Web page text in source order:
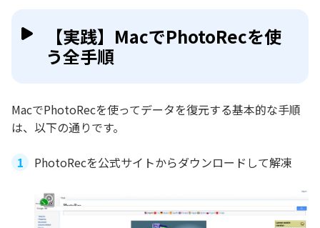
【実践】MacでPhotoRecを使
う全手順
MacでPhotoRecを使ってデータを復元する基本的な手順
は、以下の通りです。
PhotoRecを公式サイトからダウンロードして解凍